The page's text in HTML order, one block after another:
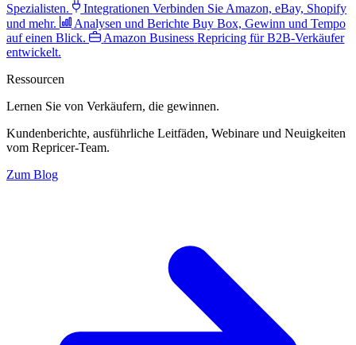
Spezialisten.
Integrationen Verbinden Sie Amazon, eBay, Shopify
und mehr.
Analysen und Berichte Buy Box, Gewinn und Tempo
auf einen Blick.
Amazon Business Repricing für B2B-Verkäufer
entwickelt.
Ressourcen
Lernen Sie von Verkäufern, die gewinnen.
Kundenberichte, ausführliche Leitfäden, Webinare und Neuigkeiten
vom Repricer-Team.
Zum Blog